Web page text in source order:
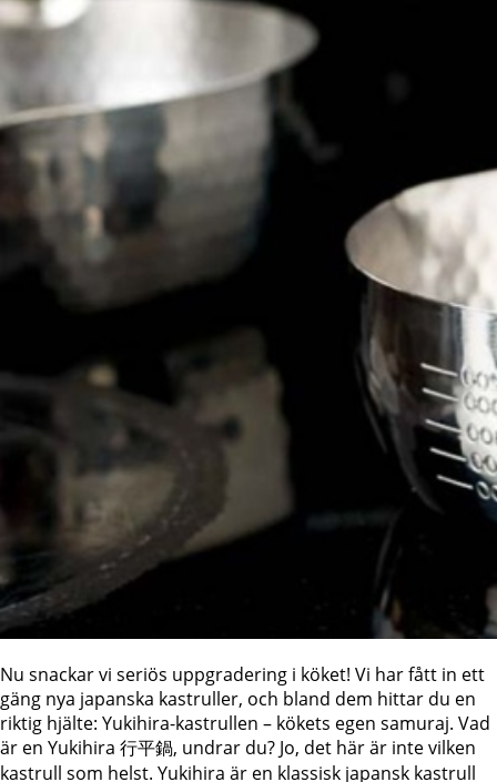
Nu snackar vi seriös uppgradering i köket! Vi har fått in ett
gäng nya japanska kastruller, och bland dem hittar du en
riktig hjälte: Yukihira-kastrullen – kökets egen samuraj. Vad
är en Yukihira 行平鍋, undrar du? Jo, det här är inte vilken
kastrull som helst. Yukihira är en klassisk japansk kastrull